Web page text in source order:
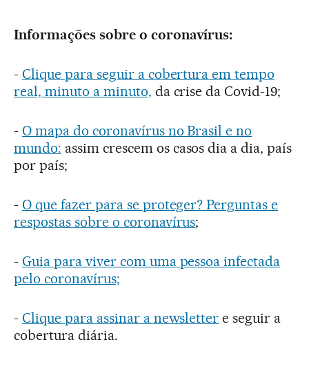
Informações sobre o coronavírus:
- Clique para seguir a cobertura em tempo
real, minuto a minuto, da crise da Covid-19;
- O mapa do coronavírus no Brasil e no
mundo: assim crescem os casos dia a dia, país
por país;
- O que fazer para se proteger? Perguntas e
respostas sobre o coronavírus;
- Guia para viver com uma pessoa infectada
pelo coronavírus;
- Clique para assinar a newsletter e seguir a
cobertura diária.